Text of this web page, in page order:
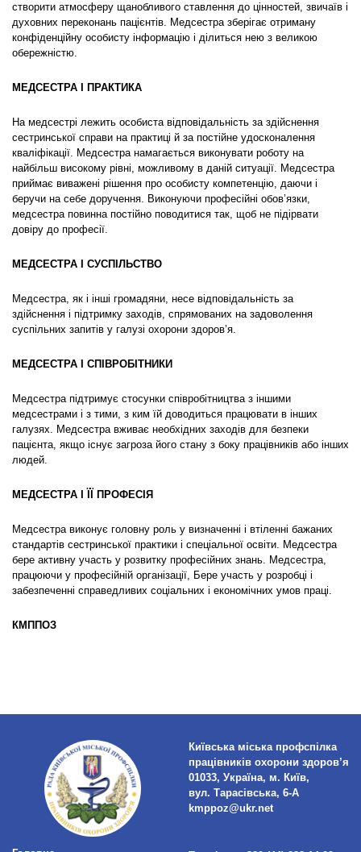
створити атмосферу щанобливого ставлення до цінностей, звичаїв і
духовних переконань пацієнтів. Медсестра зберігає отриману
конфіденційну особисту інформацію і ділиться нею з великою
обережністю.
МЕДСЕСТРА І ПРАКТИКА
На медсестрі лежить особиста відповідальність за здійснення
сестринської справи на практиці й за постійне удосконалення
кваліфікації. Медсестра намагається виконувати роботу на
найбільш високому рівні, можливому в даній ситуації. Медсестра
приймає виважені рішення про особисту компетенцію, даючи і
беручи на себе доручення. Виконуючи професійні обов’язки,
медсестра повинна постійно поводитися так, щоб не підірвати
довіру до професії.
МЕДСЕСТРА І СУСПІЛЬСТВО
Медсестра, як і інші громадяни, несе відповідальність за
здійснення і підтримку заходів, спрямованих на задоволення
суспільних запитів у галузі охорони здоров’я.
МЕДСЕСТРА І СПІВРОБІТНИКИ
Медсестра підтримує стосунки співробітництва з іншими
медсестрами і з тими, з ким їй доводиться працювати в інших
галузях. Медсестра вживає необхідних заходів для безпеки
пацієнта, якщо існує загроза його стану з боку працівників або інших
людей.
МЕДСЕСТРА І ЇЇ ПРОФЕСІЯ
Медсестра виконує головну роль у визначенні і втіленні бажаних
стандартів сестринської практики і спеціальної освіти. Медсестра
бере активну участь у розвитку професійних знань. Медсестра,
працюючи у професійній організації, Бере участь у розробці і
забезпеченні справедливих соціальних і економічних умов праці.
КМППОЗ
Київська міська профспілка
працівників охорони здоров’я
01033, Україна, м. Київ,
вул. Тарасівська, 6-А
kmppoz@ukr.net